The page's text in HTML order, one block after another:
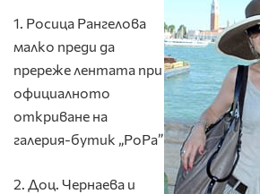
1. Росица Рангелова
малко преди да
пререже лентата при
официалното
откриване на
галерия-бутик „РоРа”
2. Доц. Чернаева и